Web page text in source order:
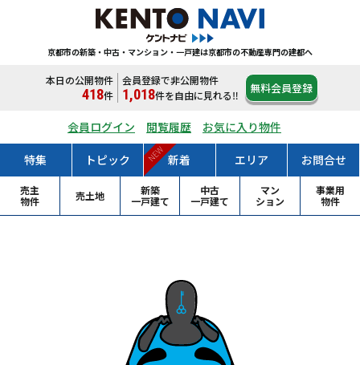
京都市の新築・中古・マンション・一戸建は京都市の不動産専門の建都へ
本日の公開物件
418件
会員登録で非公開物件
1,018件を自由に見れる‼ 無料会員登録
会員ログイン 閲覧履歴 お気に入り物件
特集 トピック 新着
NEW エリア お問合せ
売主
物件
売土地
新築
一戸建て
中古
一戸建て
マン
ション
事業用
物件